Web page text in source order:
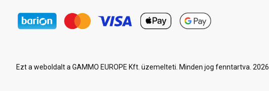
Ezt a weboldalt a GAMMO EUROPE Kft. üzemelteti. Minden jog fenntartva. 2026